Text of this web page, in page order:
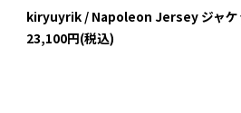
絞り込むkiryuyrik / Napoleon Jersey ジャケ
23,100円(税込)